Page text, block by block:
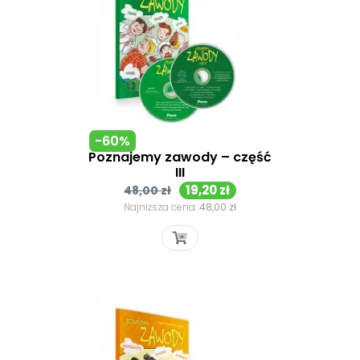
Poznajemy zawody – część
III
Cena
podstawowa
48,00 zł Cena
19,20 zł
Najniższa cena:48,00 zł
-60%